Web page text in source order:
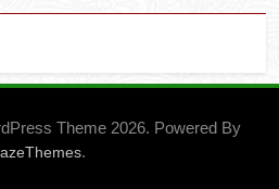
Theme 2026. Powered By
.